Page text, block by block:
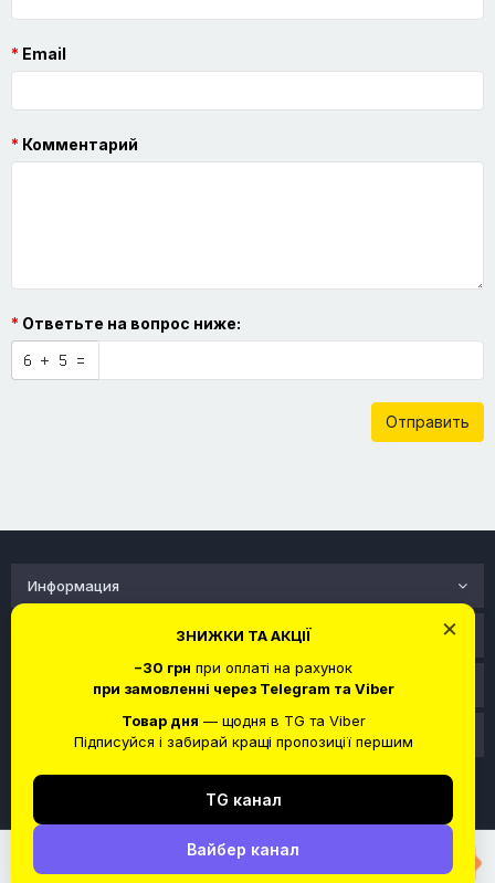
Email
Комментарий
Ответьте на вопрос ниже:
Отправить
×
ЗНИЖКИ ТА АКЦІЇ
−30 грн при оплаті на рахунок
при замовленні через Telegram та Viber
Товар дня — щодня в TG та Viber
Підписуйся і забирай кращі пропозиції першим
TG канал
Вайбер канал
Информация
Личный кабинет
Связаться с нами